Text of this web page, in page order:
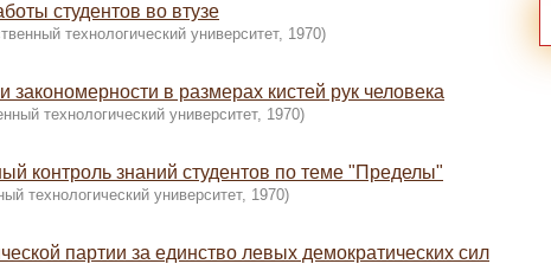
студентов во втузе
технологический университет, 1970)
в размерах кистей рук человека
технологический университет, 1970)
контроль знаний студентов по теме "Пределы"
технологический университет, 1970)
партии за единство левых демократических сил